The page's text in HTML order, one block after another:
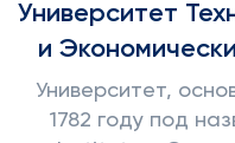
Университет
и
Университет,
1782 году под